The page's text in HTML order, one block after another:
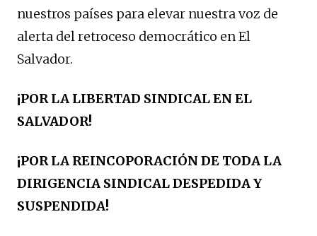
nuestros países para elevar nuestra voz de
alerta del retroceso democrático en El
Salvador.
¡POR LA LIBERTAD SINDICAL EN EL
SALVADOR!
¡POR LA REINCOPORACIÓN DE TODA LA
DIRIGENCIA SINDICAL DESPEDIDA Y
SUSPENDIDA!